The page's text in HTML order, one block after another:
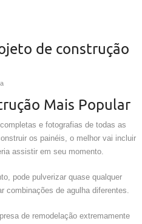
de construção
Mais Popular
e fotografias de todas as
os painéis, o melhor vai incluir
assistir em seu momento.
pode pulverizar quase qualquer
combinações de agulha diferentes.
de remodelação extremamente